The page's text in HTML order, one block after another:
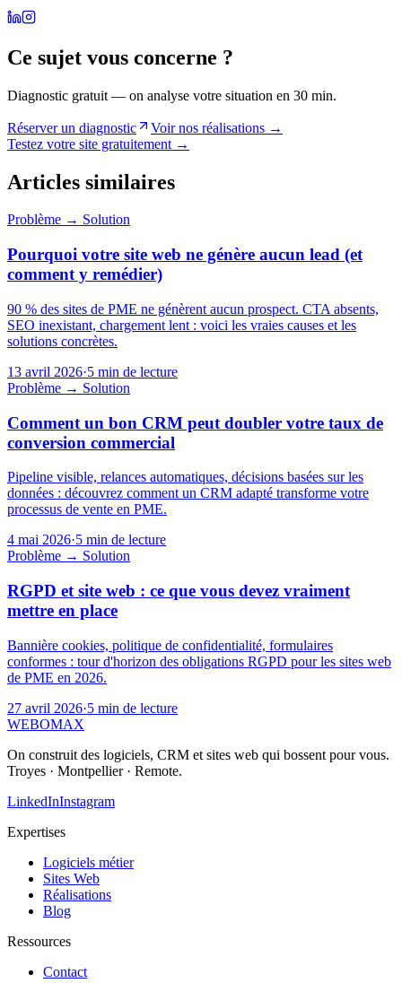
Ce sujet vous concerne ?
Diagnostic gratuit — on analyse votre situation en 30 min.
Réserver un diagnostic
Voir nos réalisations →
Testez votre site gratuitement →
Articles similaires
Problème → Solution
Pourquoi votre site web ne génère aucun lead (et
comment y remédier)
90 % des sites de PME ne génèrent aucun prospect. CTA absents,
SEO inexistant, chargement lent : voici les vraies causes et les
solutions concrètes.
13 avril 2026·5 min de lecture
Problème → Solution
Comment un bon CRM peut doubler votre taux de
conversion commercial
Pipeline visible, relances automatiques, décisions basées sur les
données : découvrez comment un CRM adapté transforme votre
processus de vente en PME.
4 mai 2026·5 min de lecture
Problème → Solution
RGPD et site web : ce que vous devez vraiment
mettre en place
Bannière cookies, politique de confidentialité, formulaires
conformes : tour d'horizon des obligations RGPD pour les sites web
de PME en 2026.
27 avril 2026·5 min de lecture
WEBOMAX
On construit des logiciels, CRM et sites web qui bossent pour vous.
Troyes · Montpellier · Remote.
LinkedInInstagram
Expertises
Logiciels métier
Sites Web
Réalisations
Blog
Ressources
Contact